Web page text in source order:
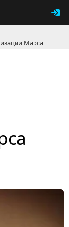
Марса